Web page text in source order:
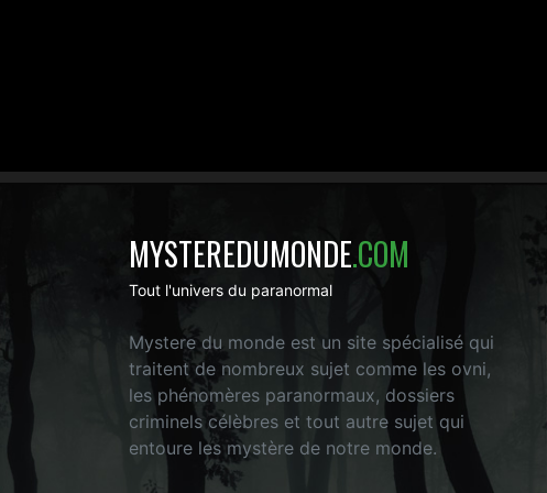
MYSTEREDUMONDE.COM
Tout l'univers du paranormal
Mystere du monde est un site spécialisé qui
traitent de nombreux sujet comme les ovni,
les phénomères paranormaux, dossiers
criminels célèbres et tout autre sujet qui
entoure les mystère de notre monde.